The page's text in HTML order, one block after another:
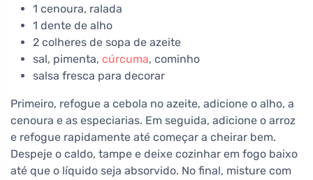
1 cenoura, ralada
1 dente de alho
2 colheres de sopa de azeite
sal, pimenta, cúrcuma, cominho
salsa fresca para decorar
Primeiro, refogue a cebola no azeite, adicione o alho, a
cenoura e as especiarias. Em seguida, adicione o arroz
e refogue rapidamente até começar a cheirar bem.
Despeje o caldo, tampe e deixe cozinhar em fogo baixo
até que o líquido seja absorvido. No final, misture com